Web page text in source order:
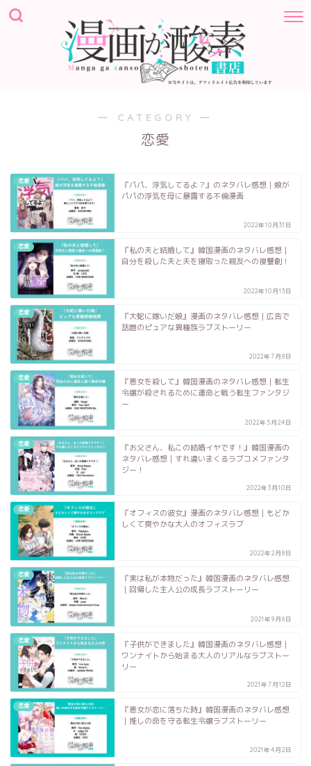
― CATEGORY ―
恋愛
恋愛
『パパ、浮気してるよ？』のネタバレ感想｜娘が
パパの浮気を母に暴露する不倫漫画
2022年10月31日
恋愛
『私の夫と結婚して』韓国漫画のネタバレ感想｜
自分を殺した夫と夫を寝取った親友への復讐劇！
2022年10月13日
恋愛
『大蛇に嫁いだ娘』漫画のネタバレ感想｜広告で
話題のピュアな異種族ラブストーリー
2022年7月8日
恋愛
『悪女を殺して』韓国漫画のネタバレ感想｜転生
令嬢が殺されるために運命と戦う転生ファンタジ
ー
2022年5月24日
恋愛
『お父さん、私この結婚イヤです！』韓国漫画の
ネタバレ感想｜すれ違いまくるラブコメファンタ
ジー！
2022年3月10日
恋愛
『オフィスの彼女』漫画のネタバレ感想｜もどか
しくて爽やかな大人のオフィスラブ
2022年2月8日
恋愛
『実は私が本物だった』韓国漫画のネタバレ感想
｜回帰した主人公の成長ラブストーリー
2021年9月6日
恋愛
『子供ができました』韓国漫画のネタバレ感想｜
ワンナイトから始まる大人のリアルなラブストー
リー
2021年7月12日
恋愛
『悪女が恋に落ちた時』韓国漫画のネタバレ感想
｜推しの命を守る転生令嬢ラブストーリー
2021年4月2日